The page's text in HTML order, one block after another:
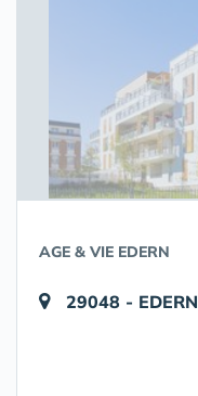
AGE & VIE EDERN
29048 - EDERN